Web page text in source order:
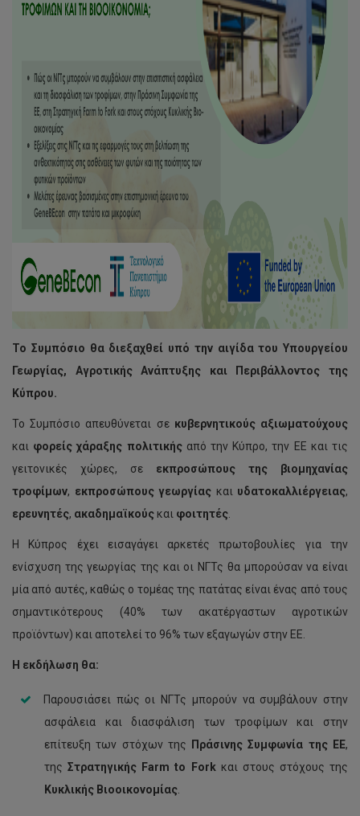
Το Συμπόσιο θα διεξαχθεί υπό την αιγίδα του Υπουργείου
Γεωργίας, Αγροτικής Ανάπτυξης και Περιβάλλοντος της
Κύπρου.
Το Συμπόσιο απευθύνεται σε κυβερνητικούς αξιωματούχους
και φορείς χάραξης πολιτικήςαπό την Κύπρο, την ΕΕ και τις
γειτονικές χώρες, σε εκπροσώπους της βιομηχανίας
τροφίμων, εκπροσώπους γεωργίας και υδατοκαλλιέργειας,
ερευνητές, ακαδημαϊκούς και φοιτητές
Η Κύπρος έχει εισαγάγει αρκετές πρωτοβουλίες για την
ενίσχυση της γεωργίας της και οι ΝΓΤς θα μπορούσαν να είναι
μία από αυτές, καθώς ο τομέας της πατάτας είναι ένας από τους
σημαντικότερους (40% των ακατέργαστων αγροτικών
προϊόντων) και αποτελεί το 96% των εξαγωγών στην ΕΕ.
Η εκδήλωση θα:
Παρουσιάσει πώς οι ΝΓΤς μπορούν να συμβάλουν στην
ασφάλεια και διασφάλιση των τροφίμων και στην
επίτευξη των στόχων της
Πράσινης Συμφωνία της ΕΕ,
τηςΣτρατηγικής Farm to Fork και στους στόχους της
Κυκλικής Βιοοικονομίας